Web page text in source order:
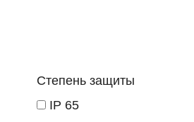
Степень защиты
IP 65